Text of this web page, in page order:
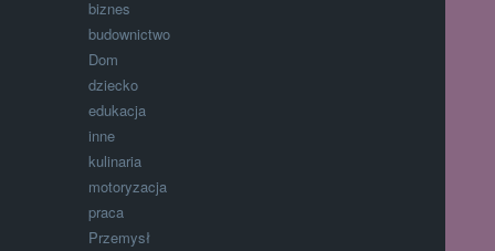
biznes
budownictwo
Dom
dziecko
edukacja
inne
kulinaria
motoryzacja
praca
Przemysł